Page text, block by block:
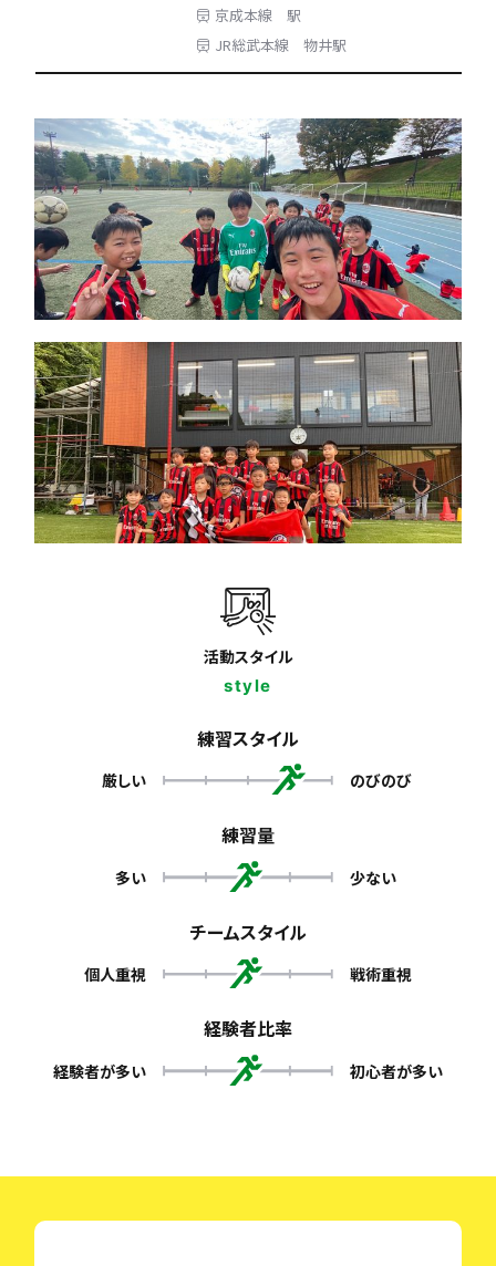
京成本線 駅
JR総武本線 物井駅
活動スタイル
style
練習スタイル
厳しい のびのび
練習量
多い 少ない
チームスタイル
個人重視 戦術重視
経験者比率
経験者が多い 初心者が多い